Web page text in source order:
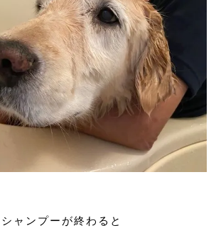
シャンプーが終わると